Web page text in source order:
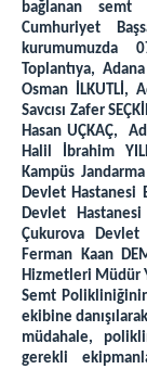
Eğitim Birimi
Sağlık Birimi
Atölyeler
İletişim
bağlanan semt
Cumhuriyet
kurumumuzda
Toplantıya,
Osman İLKUTLİ,
Savcısı Zafer
Hasan UÇKAÇ,
Halil İbrahim
Kampüs
Devlet Hastanesi
Devlet
Çukurova
Ferman Kaan
Hizmetleri Müdür
Semt
ekibine
müdahale,
gerekli